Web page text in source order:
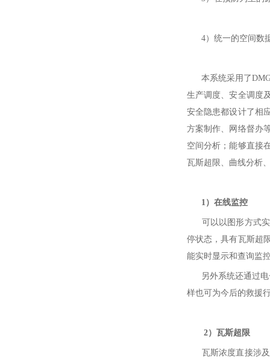
4）统一的空间数据
本系统采用了
生产调度、安全调度
安全隐患都设计了相
方案制作、网络督办
空间分析；能够直接
瓦斯超限、曲线分析
1）在线监控
可以以图形方式实
停状态，具有瓦斯超
能实时显示和查询监
另外系统还通过电
样也可为今后的救援
2）瓦斯超限
瓦斯浓度直接涉及